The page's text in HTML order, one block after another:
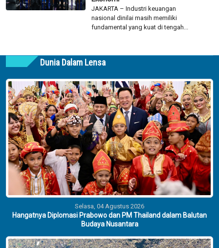
JAKARTA – Industri keuangan
nasional dinilai masih memiliki
fundamental yang kuat di tengah...
Dunia Dalam Lensa
Selasa, 04 Agustus 2026
Hangatnya Diplomasi Prabowo dan PM Thailand dalam Balutan
Budaya Nusantara